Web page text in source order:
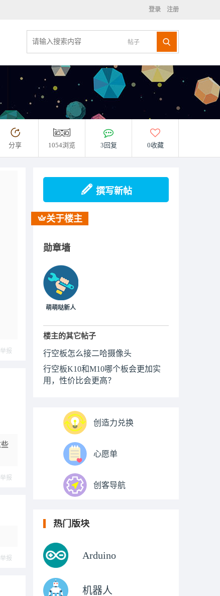
登录 注册
帖子
分享 1054浏览 3回复 0收藏
举报
举报
举报
撰写新帖
关于楼主
勋章墙
萌萌哒新人
楼主的其它帖子
行空板怎么接二哈摄像头
行空板K10和M10哪个板会更加实
用，性价比会更高？
创造力兑换
心愿单
创客导航
热门版块
Arduino
机器人